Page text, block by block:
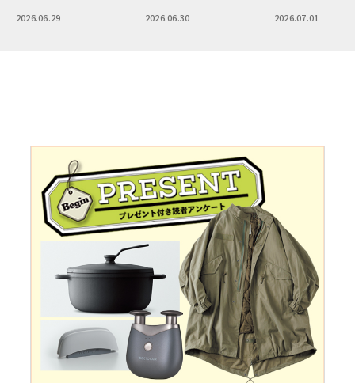
2026.06.30 2026.07.01